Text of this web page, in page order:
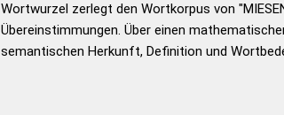
Wortwurzel zerlegt den Wortkorpus von
Übereinstimmungen. Über einen
semantischen Herkunft, Definition und